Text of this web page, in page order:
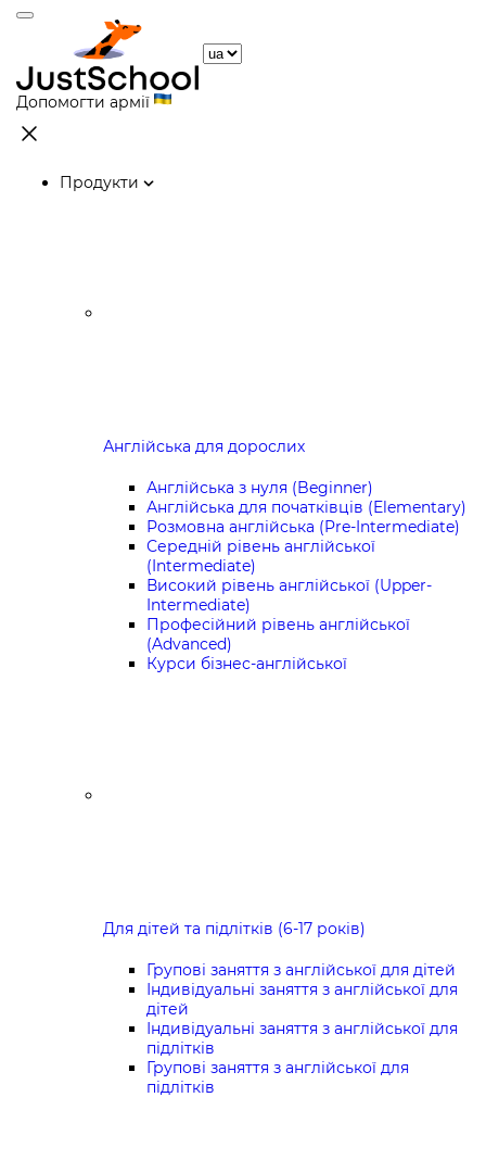
Допомогти армії
Продукти
Англійська для дорослих
Англійська з нуля (Beginner)
Англійська для початківців (Elementary)
Розмовна англійська (Pre-Intermediate)
Середній рівень англійської
(Intermediate)
Високий рівень англійської (Upper-
Intermediate)
Професійний рівень англійської
(Advanced)
Курси бізнес-англійської
Для дітей та підлітків (6-17 років)
Групові заняття з англійської для дітей
Індивідуальні заняття з англійської для
дітей
Індивідуальні заняття з англійської для
підлітків
Групові заняття з англійської для
підлітків